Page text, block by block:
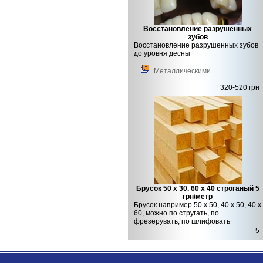
Восстановление разрушенных
зубов
Восстановление разрушенных зубов
до уровня десны
Металлическими ...
320-520 грн
Брусок 50 х 30. 60 х 40 строганый 5
грн/метр
Брусок например 50 х 50, 40 х 50, 40 х
60, можно по стругать, по
фрезерувать, по шлифовать
5